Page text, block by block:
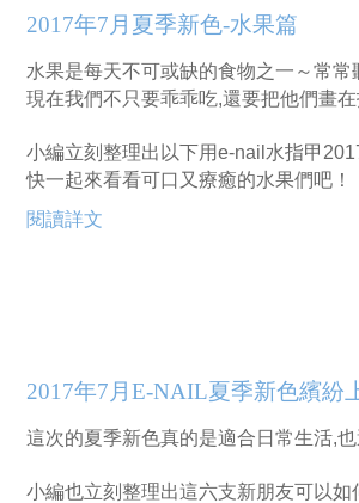
2017年7月夏季新色-水果篇
水果是每天不可或缺的食物之一～常
現在我們不只要乖乖吃,還要把他們畫
小編立刻整理出以下用e-nail水指甲
快一起來看看可口又療癒的水果們吧！
閱讀詳文
2017年7月E-NAIL夏季新色繽紛
這次的夏季新色真的是適合日常生活,
小編也立刻整理出這六支新朋友可以如